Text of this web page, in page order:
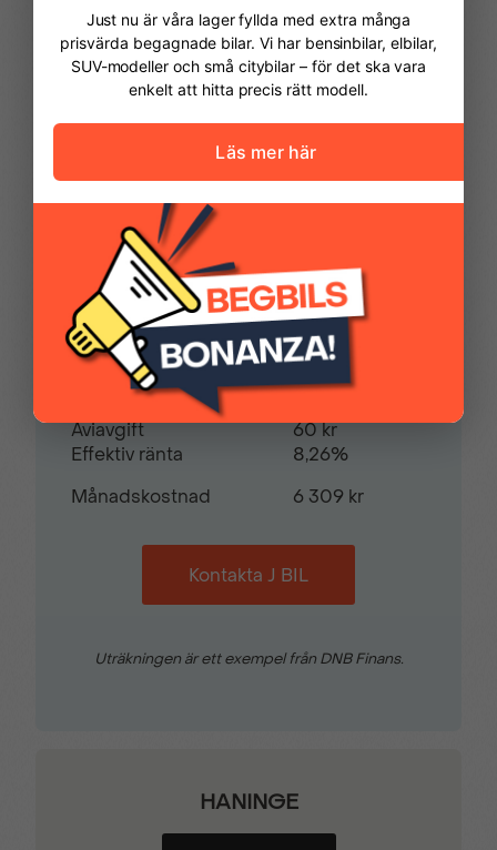
USB-ingång
Vi hjälper dig att ordna finansiering av
din bil. Här kan du räkna ut din
månadskostnad och även göra en
104 975,00 kr
Avbetalningstid60
Restvärde0%
Pris
419 900 kr
7,49%
Uppläggningsavgift
Aviavgift
60 kr
Effektiv ränta
8,26%
Månadskostnad
6 309 kr
Kontakta J BIL
Uträkningen är ett exempel från DNB Finans.
HANINGE